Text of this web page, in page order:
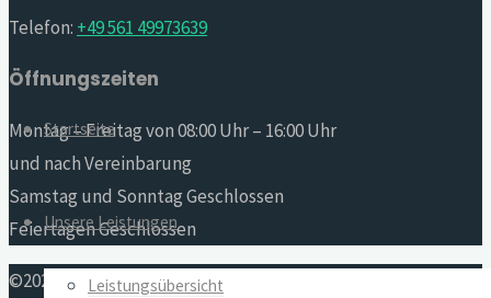
Startseite
Unsere Leistungen
Leistungsübersicht
Telefon: +49 561 49973639
Öffnungszeiten
Montag – Freitag von 08:00 Uhr – 16:00 Uhr
und nach Vereinbarung
Samstag und Sonntag Geschlossen
Feiertagen Geschlossen
©2020 M&A Estrichtechnik GmbH